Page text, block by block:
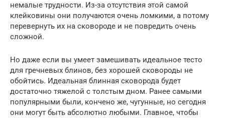
немалые трудности. Из-за отсутствия этой самой
клейковины они получаются очень ломкими, а потому
перевернуть их на сковороде и не повредить очень
сложной.
Но даже если вы умеет замешивать идеальное тесто
для гречневых блинов, без хорошей сковороды не
обойтись. Идеальная блинная сковорода будет
достаточно тяжелой с толстым дном. Ранее самыми
популярными были, кончено же, чугунные, но сегодня
они могут быть абсолютно любыми. Главное, чтобы